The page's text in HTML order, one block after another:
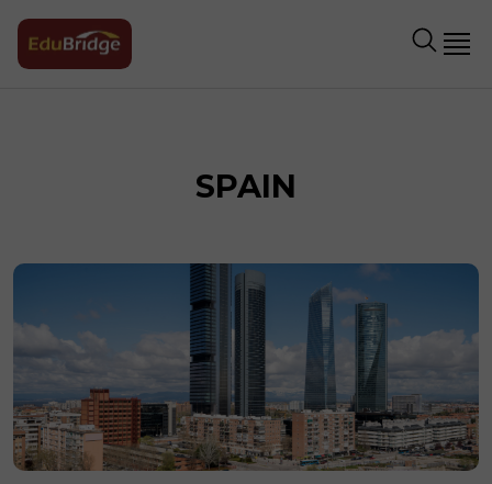
SPAIN